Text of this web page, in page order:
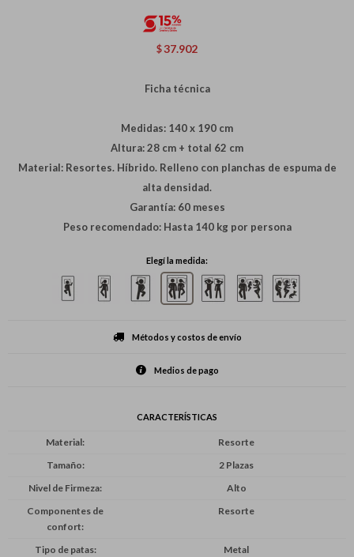
$37.902
Ficha técnica
Medidas: 140 x 190 cm
Altura: 28 cm + total 62 cm
Material: Resortes. Híbrido. Relleno con planchas de espuma de
alta densidad.
Garantía: 60 meses
Peso recomendado: Hasta 140 kg por persona
Elegí la medida:
Métodos y costos de envío
Medios de pago
CARACTERÍSTICAS
Material
Resorte
Tamaño
2 Plazas
Nivel de Firmeza
Alto
Componentes de
confort
Resorte
Tipo de patas
Metal